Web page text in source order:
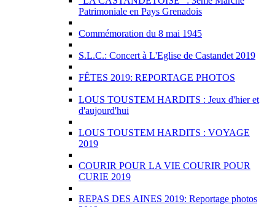
Patrimoniale en Pays Grenadois
Commémoration du 8 mai 1945
S.L.C.: Concert à L'Eglise de Castandet 2019
FÊTES 2019: REPORTAGE PHOTOS
LOUS TOUSTEM HARDITS : Jeux d'hier et
d'aujourd'hui
LOUS TOUSTEM HARDITS : VOYAGE
2019
COURIR POUR LA VIE COURIR POUR
CURIE 2019
REPAS DES AINES 2019: Reportage photos